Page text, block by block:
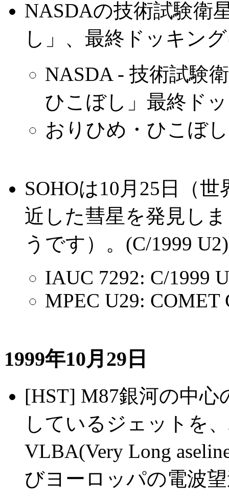
NASDAの技術試験衛
し」、最終ドッキン
NASDA - 技術試験
ひこぼし」最終ド
おりひめ・ひこぼ
SOHOは10月25日（
近した彗星を発見し
うです）。(C/1999 U2)
IAUC 7292: C/1999
MPEC U29: COMET
1999年10月29日
[HST] M87銀河の中
しているジェットを
VLBA(Very Long
びヨーロッパの電波